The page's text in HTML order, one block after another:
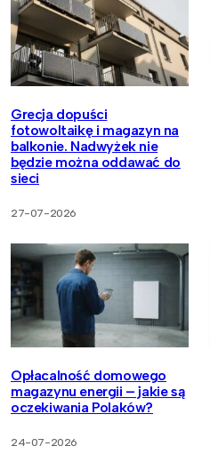
Grecja dopuści
fotowoltaikę i magazyn na
balkonie. Nadwyżek nie
będzie można oddawać do
sieci
27-07-2026
Opłacalność domowego
magazynu energii – jakie są
oczekiwania Polaków?
24-07-2026